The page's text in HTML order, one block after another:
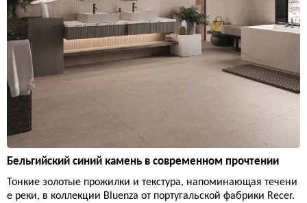
Бельгийский синий камень в современном прочтении
Тонкие золотые прожилки и текстура, напоминающая течени
е реки, в коллекции Bluenza от португальской фабрики Recer.